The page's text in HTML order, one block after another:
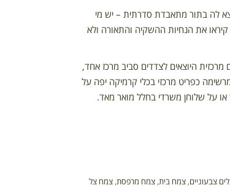
לה בתור מתאבדת סדרתית – יש מי
את הנחיות ההשקיה והתאורה ולא
היוצאים לצדדים סביב מרכז אחד,
כפריט מרכזי בכלי קרמיקה יפה על
או על שלוחן משרדי בחלל מואר מאד.
צבעוניים, צמח בית, צמח מרפסת, צמח צל